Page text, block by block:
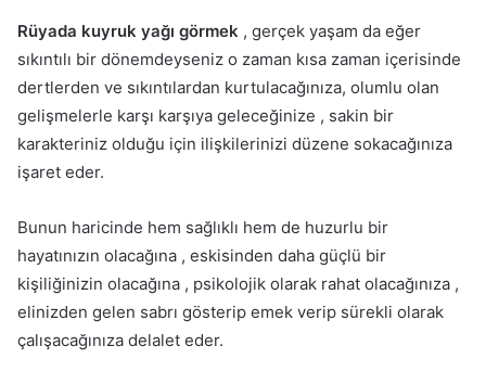
Rüyada kuyruk yağı görmek , gerçek yaşam da eğer
sıkıntılı bir dönemdeyseniz o zaman kısa zaman içerisinde
dertlerden ve sıkıntılardan kurtulacağınıza, olumlu olan
gelişmelerle karşı karşıya geleceğinize , sakin bir
karakteriniz olduğu için ilişkilerinizi düzene sokacağınıza
işaret eder.
Bunun haricinde hem sağlıklı hem de huzurlu bir
hayatınızın olacağına , eskisinden daha güçlü bir
kişiliğinizin olacağına , psikolojik olarak rahat olacağınıza ,
elinizden gelen sabrı gösterip emek verip sürekli olarak
çalışacağınıza delalet eder.